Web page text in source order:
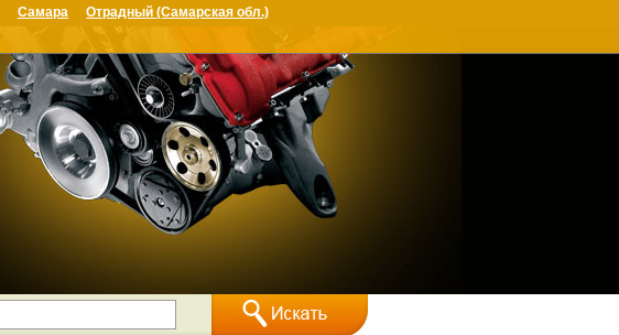
Самара
Отрадный (Самарская обл.)